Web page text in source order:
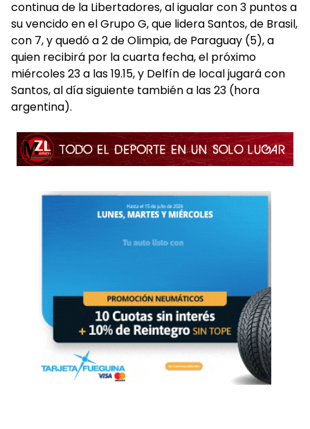
continua de la Libertadores, al igualar con 3 puntos a
su vencido en el Grupo G, que lidera Santos, de Brasil,
con 7, y quedó a 2 de Olimpia, de Paraguay (5), a
quien recibirá por la cuarta fecha, el próximo
miércoles 23 a las 19.15, y Delfín de local jugará con
Santos, al día siguiente también a las 23 (hora
argentina).